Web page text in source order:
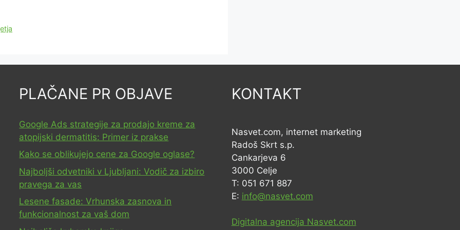
PLAČANE PR OBJAVE
Google Ads strategije za prodajo kreme za
atopijski dermatitis: Primer iz prakse
Kako se oblikujejo cene za Google oglase?
Najboljši odvetniki v Ljubljani: Vodič za izbiro
pravega za vas
Lesene fasade: Vrhunska zasnova in
funkcionalnost za vaš dom
KONTAKT
Nasvet.com, internet marketing
Radoš Skrt s.p.
Cankarjeva 6
3000 Celje
T: 051 671 887
E: info@nasvet.com
Digitalna agencija Nasvet.com